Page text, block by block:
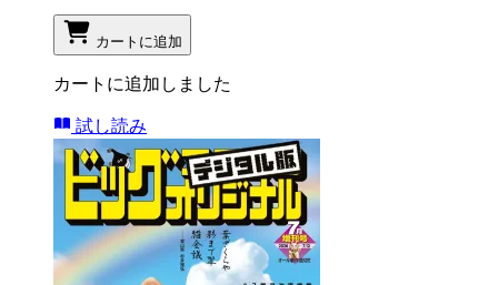
カートに追加
カートに追加しました
試し読み